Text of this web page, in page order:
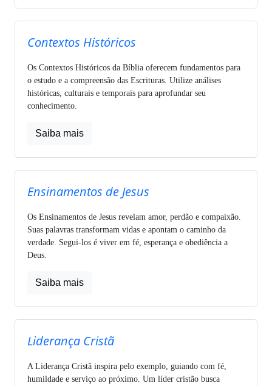
Contextos Históricos
Os Contextos Históricos da Bíblia oferecem fundamentos para
o estudo e a compreensão das Escrituras. Utilize análises
históricas, culturais e temporais para aprofundar seu
conhecimento.
Saiba mais
Ensinamentos de Jesus
Os Ensinamentos de Jesus revelam amor, perdão e compaixão.
Suas palavras transformam vidas e apontam o caminho da
verdade. Segui-los é viver em fé, esperança e obediência a
Deus.
Saiba mais
Liderança Cristã
A Liderança Cristã inspira pelo exemplo, guiando com fé,
humildade e serviço ao próximo. Um líder cristão busca